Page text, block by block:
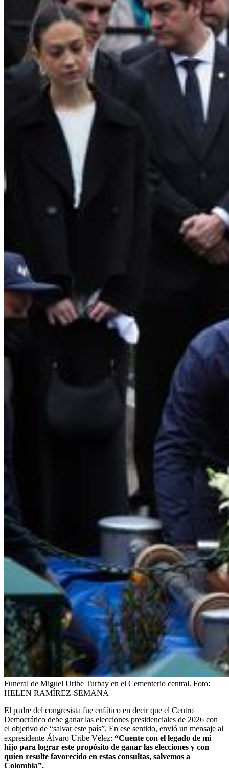
Funeral de Miguel Uribe Turbay en el Cementerio central. Foto:
HELEN RAMÍREZ-SEMANA
El padre del congresista fue enfático en decir que el Centro
Democrático debe ganar las elecciones presidenciales de 2026 con
el objetivo de “salvar este país”. En ese sentido, envió un mensaje al
expresidente Álvaro Uribe Vélez: “Cuente con el legado de mi
hijo para lograr este propósito de ganar las elecciones y con
quien resulte favorecido en estas consultas, salvemos a
Colombia”.